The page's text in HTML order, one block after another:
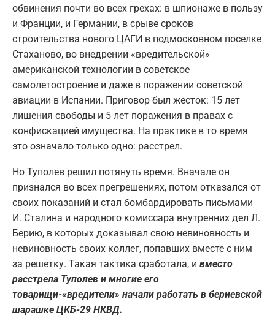
обвинения почти во всех грехах: в шпионаже в пользу
и Франции, и Германии, в срыве сроков
строительства нового ЦАГИ в подмосковном поселке
Стаханово, во внедрении «вредительской»
американской технологии в советское
самолетостроение и даже в поражении советской
авиации в Испании. Приговор был жесток: 15 лет
лишения свободы и 5 лет поражения в правах с
конфискацией имущества. На практике в то время
это означало только одно: расстрел.
Но Туполев решил потянуть время. Вначале он
признался во всех прегрешениях, потом отказался от
своих показаний и стал бомбардировать письмами
И. Сталина и народного комиссара внутренних дел Л.
Берию, в которых доказывал свою невиновность и
невиновность своих коллег, попавших вместе с ним
за решетку. Такая тактика сработала, и вместо
расстрела Туполев и многие его
товарищи-«вредители» начали работать в бериевской
шарашке ЦКБ-29 НКВД.